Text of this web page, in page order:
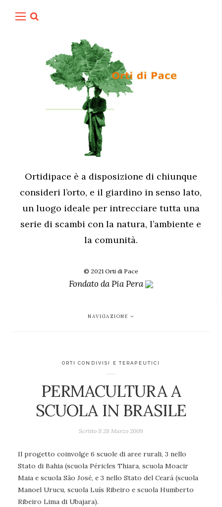
Ortidipace è a disposizione di chiunque
consideri l’orto, e il giardino in senso lato,
un luogo ideale per intrecciare tutta una
serie di scambi con la natura, l’ambiente e
la comunità.
© 2021 Orti di Pace
Fondato daPia Pera
NAVIGAZIONE
ORTI CONDIVISI E TERAPEUTICI
PERMACULTURA A
SCUOLA IN BRASILE
Scritto Il 28 Marzo 2009
Il progetto coinvolge 6 scuole di aree rurali, 3 nello
Stato di Bahia (scuola Péricles Thiara, scuola Moacir
Maia e scuola São José, e 3 nello Stato del Ceará (scuola
Manoel Urucu, scuola Luís Ribeiro e scuola Humberto
Ribeiro Lima di Ubajara).